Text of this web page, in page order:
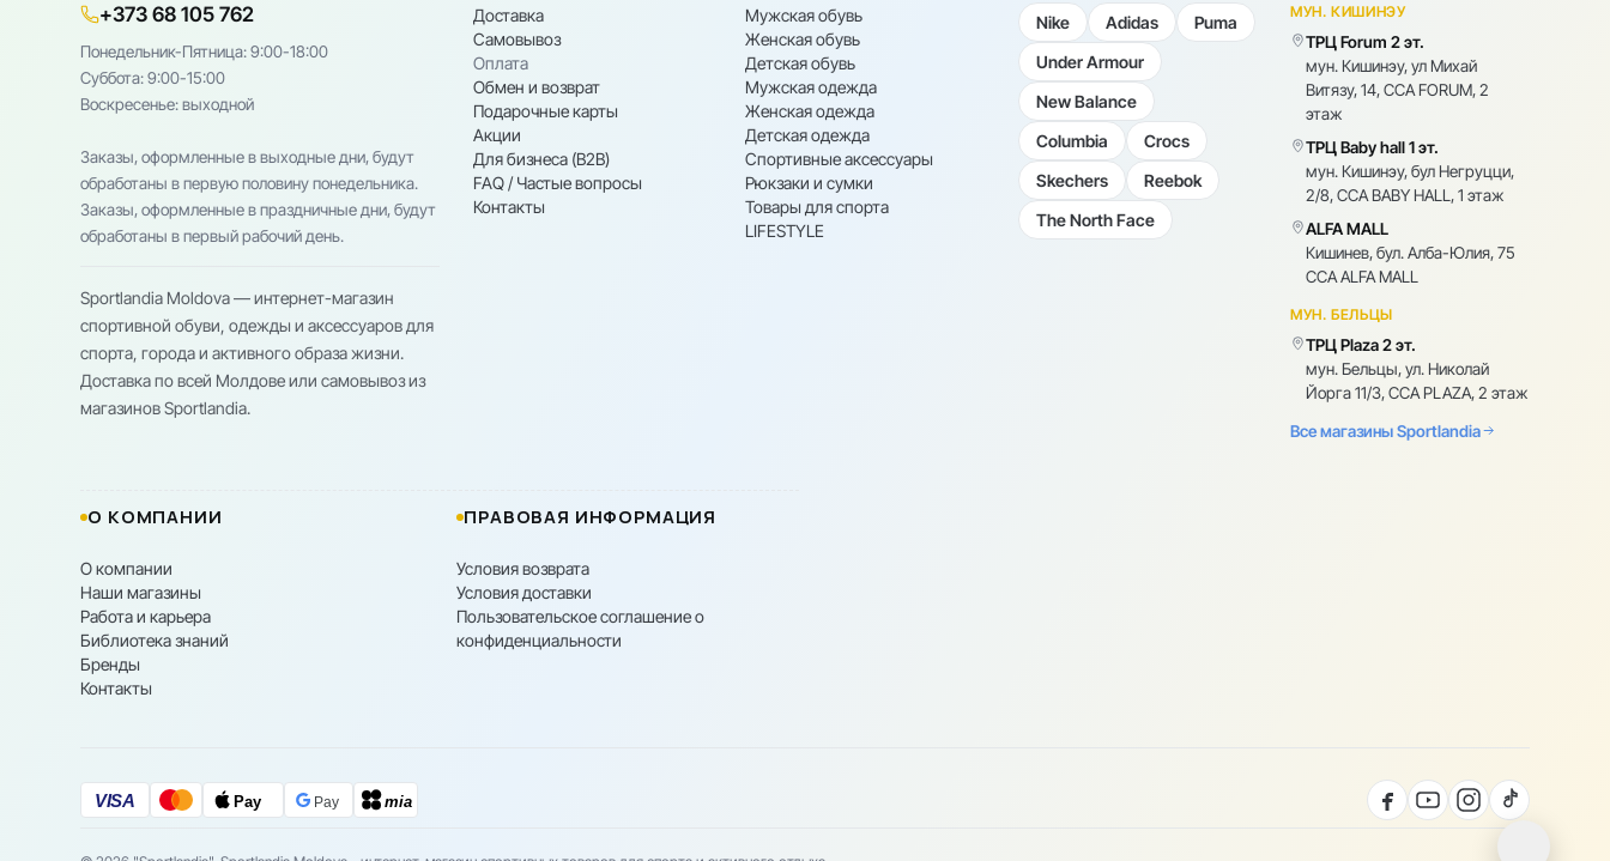
+373 68 105 762
Понедельник-Пятница: 9:00-18:00
Cуббота: 9:00-15:00
Воскресенье: выходной
Заказы, оформленные в выходные дни, будут
обработаны в первую половину понедельника.
Заказы, оформленные в праздничные дни, будут
обработаны в первый рабочий день.
Sportlandia Moldova — интернет-магазин
спортивной обуви, одежды и аксессуаров для
спорта, города и активного образа жизни.
Доставка по всей Молдове или самовывоз из
магазинов Sportlandia.
Доставка
Самовывоз
Оплата
Обмен и возврат
Подарочные карты
Акции
Для бизнеса (B2B)
FAQ / Частые вопросы
Контакты
Мужская обувь
Женская обувь
Детская обувь
Мужская одежда
Женская одежда
Детская одежда
Спортивные аксессуары
Рюкзаки и сумки
Товары для спорта
LIFESTYLE
Nike Adidas
Puma
Under Armour
New Balance
Columbia
Crocs
Skechers
Reebok
The North Face
МУН. КИШИНЭУ
ТРЦ Forum 2 эт.
мун. Кишинэу, ул Михай
Витязу, 14, CCA FORUM, 2
этаж
ТРЦ Baby hall 1 эт.
мун. Кишинэу, бул Негруцци,
2/8, CCA BABY HALL, 1 этаж
ALFA MALL
Кишинев, бул. Алба-Юлия, 75
CCA ALFA MALL
МУН. БЕЛЬЦЫ
ТРЦ Plaza 2 эт.
мун. Бельцы, ул. Николай
Йорга 11/3, CCA PLAZA, 2 этаж
Все магазины Sportlandia
О КОМПАНИИ
О компании
Наши магазины
Работа и карьера
Библиотека знаний
Бренды
Контакты
ПРАВОВАЯ ИНФОРМАЦИЯ
Условия возврата
Условия доставки
Пользовательское соглашение о
конфиденциальности
VISA Pay Pay mia